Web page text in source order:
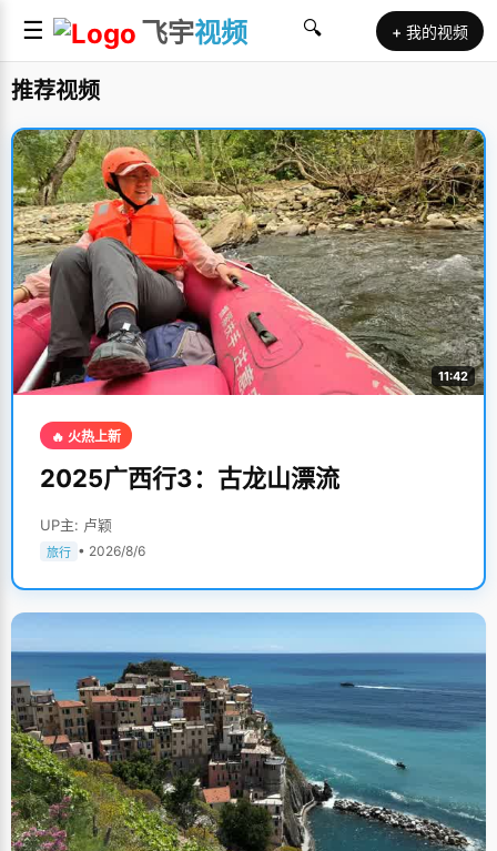
☰ 飞宇视频 🔍 + 我的视频
推荐视频
11:42
🔥 火热上新
2025广西行3：古龙山漂流
UP主: 卢颖
旅行 • 2026/8/6